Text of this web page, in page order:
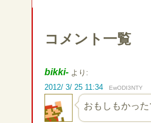
コメント一覧
bikki- より:
2012/ 3/ 25 11:34
EwODI3NTY
おもしもかった